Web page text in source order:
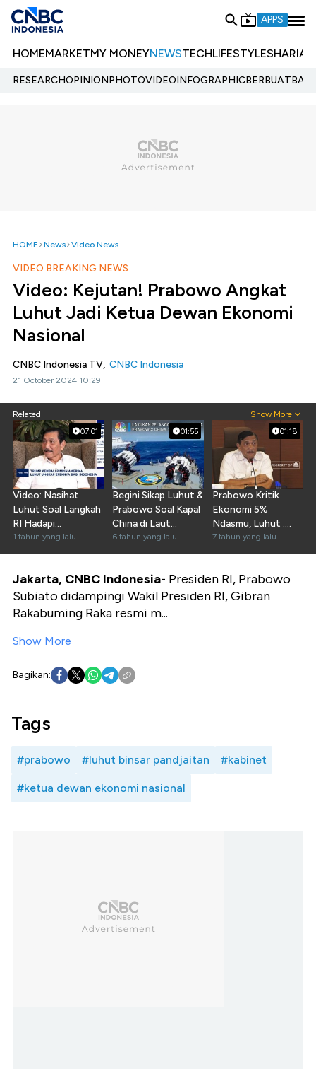
APPS
HOMEMARKETMY MONEYNEWSTECHLIFESTYLESHARIA
RESEARCHOPINIONPHOTOVIDEOINFOGRAPHIC
HOME News Video News
VIDEO BREAKING NEWS
Video: Kejutan! Prabowo Angkat
Luhut Jadi Ketua Dewan Ekonomi
Nasional
CNBC Indonesia TV, CNBC Indonesia
21 October 2024 10:29
Related Show More
07:01
Video: Nasihat
Luhut Soal Langkah
RI Hadapi
Proteksionisme
Trump 2.0
1 tahun yang lalu
01:55
Begini Sikap Luhut &
Prabowo Soal Kapal
China di Laut
Natuna
6 tahun yang lalu
01:18
Prabowo Kritik
Ekonomi 5%
Ndasmu, Luhut :
Kok Kasar?
7 tahun yang lalu
Jakarta, CNBC Indonesia- Presiden RI, Prabowo
Subiato didampingi Wakil Presiden RI, Gibran
Rakabuming Raka resmi m...
Show More
Bagikan:
Tags
#prabowo #luhut binsar pandjaitan #kabinet
#ketua dewan ekonomi nasional